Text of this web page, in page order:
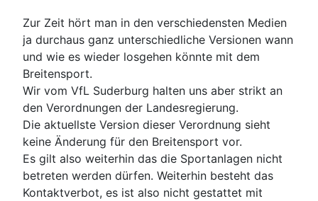
Zur Zeit hört man in den verschiedensten Medien
ja durchaus ganz unterschiedliche Versionen wann
und wie es wieder losgehen könnte mit dem
Breitensport.
Wir vom VfL Suderburg halten uns aber strikt an
den Verordnungen der Landesregierung.
Die aktuellste Version dieser Verordnung sieht
keine Änderung für den Breitensport vor.
Es gilt also weiterhin das die Sportanlagen nicht
betreten werden dürfen. Weiterhin besteht das
Kontaktverbot, es ist also nicht gestattet mit